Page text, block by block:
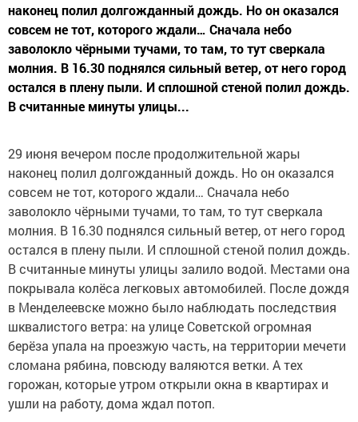
наконец полил долгожданный дождь. Но он оказался
совсем не тот, которого ждали… Сначала небо
заволокло чёрными тучами, то там, то тут сверкала
молния. В 16.30 поднялся сильный ветер, от него город
остался в плену пыли. И сплошной стеной полил дождь.
В считанные минуты улицы...
29 июня вечером после продолжительной жары
наконец полил долгожданный дождь. Но он оказался
совсем не тот, которого ждали… Сначала небо
заволокло чёрными тучами, то там, то тут сверкала
молния. В 16.30 поднялся сильный ветер, от него город
остался в плену пыли. И сплошной стеной полил дождь.
В считанные минуты улицы залило водой. Местами она
покрывала колёса легковых автомобилей. После дождя
в Менделеевске можно было наблюдать последствия
шквалистого ветра: на улице Советской огромная
берёза упала на проезжую часть, на территории мечети
сломана рябина, повсюду валяются ветки. А тех
горожан, которые утром открыли окна в квартирах и
ушли на работу, дома ждал потоп.